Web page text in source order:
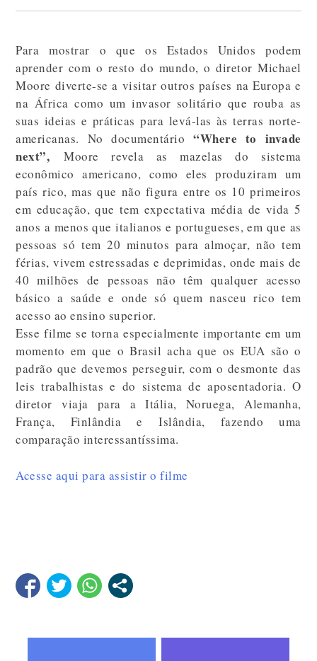
Para mostrar o que os Estados Unidos podem
aprender com o resto do mundo, o diretor Michael
Moore diverte-se a visitar outros países na Europa e
na África como um invasor solitário que rouba as
suas ideias e práticas para levá-las às terras norte-
americanas. No documentário“Where to invade
next”,Moore revela as mazelas do sistema
econômico americano, como eles produziram um
país rico, mas que não figura entre os 10 primeiros
em educação, que tem expectativa média de vida 5
anos a menos que italianos e portugueses, em que as
pessoas só tem 20 minutos para almoçar, não tem
férias, vivem estressadas e deprimidas, onde mais de
40 milhões de pessoas não têm qualquer acesso
básico a saúde e onde só quem nasceu rico tem
acesso ao ensino superior.
Esse filme se torna especialmente importante em um
momento em que o Brasil acha que os EUA são o
padrão que devemos perseguir, com o desmonte das
leis trabalhistas e do sistema de aposentadoria. O
diretor viaja para a Itália, Noruega, Alemanha,
França, Finlândia e Islândia, fazendo uma
comparação interessantíssima.
Acesse aqui para assistir o filme